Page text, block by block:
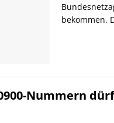
bekommen.
Nummern